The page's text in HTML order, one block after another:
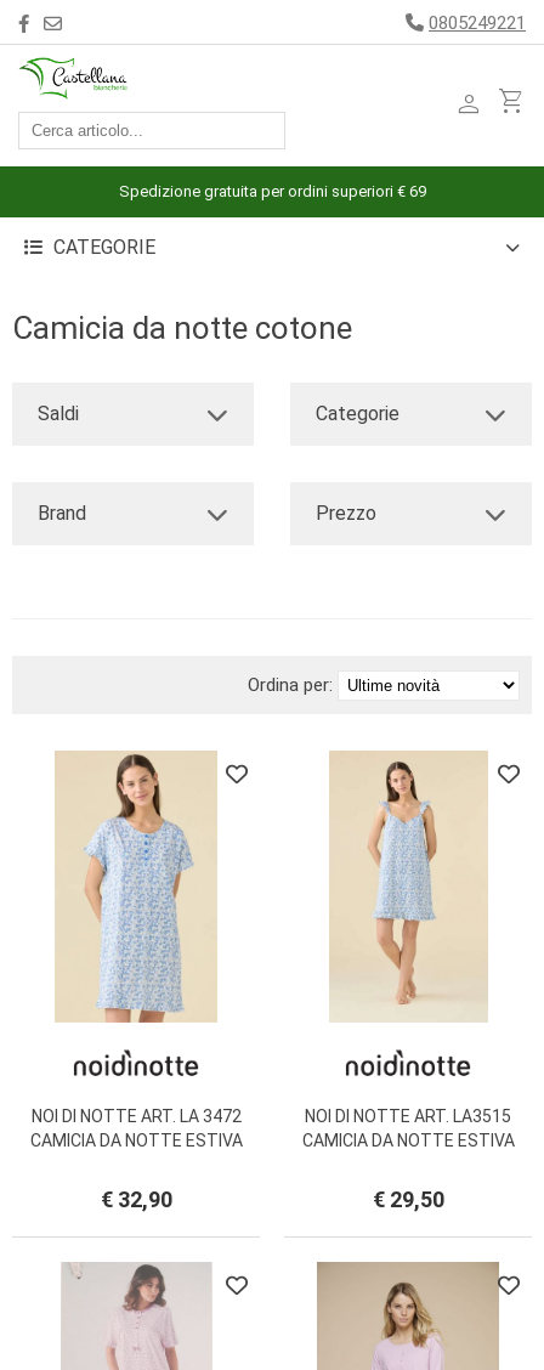
ACCESSORI
ARREDAMENTO
BIANCHERIA
CUCINA
MARE
OUTLET
0805249221
person shopping_cart
Spedizione gratuita per ordini superiori € 69
CATEGORIE
Camicia da notte cotone
Saldi Categorie
Brand Prezzo
Ordina per:
NOI DI NOTTE ART. LA 3472
CAMICIA DA NOTTE ESTIVA
ROUCHES
€ 32,90
NOI DI NOTTE ART. LA3515
CAMICIA DA NOTTE ESTIVA
ROUCHES
€ 29,50